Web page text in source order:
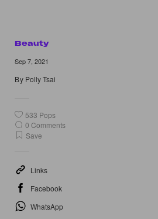
Beauty
Sep 7, 2021
By Polly Tsai
533 Pops
0 Comments
Save
Links
Facebook
WhatsApp